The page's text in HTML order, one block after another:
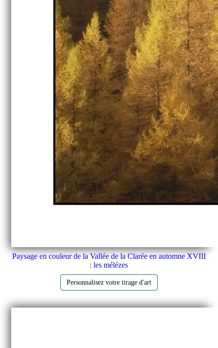
Paysage en couleur de la Vallée de la Clarée en automne XVIII
: les mélézes
Personnalisez votre tirage d'art